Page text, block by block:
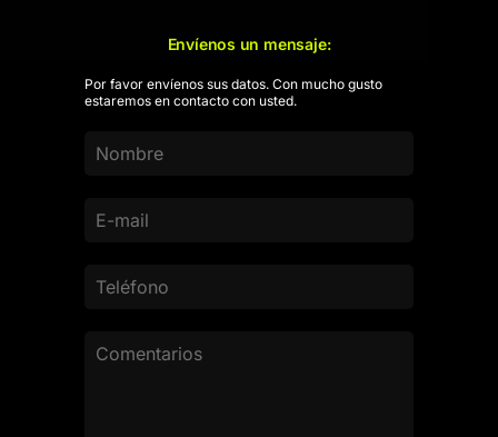
Envíenos un mensaje:
Por favor envíenos sus datos. Con mucho gusto
estaremos en contacto con usted.